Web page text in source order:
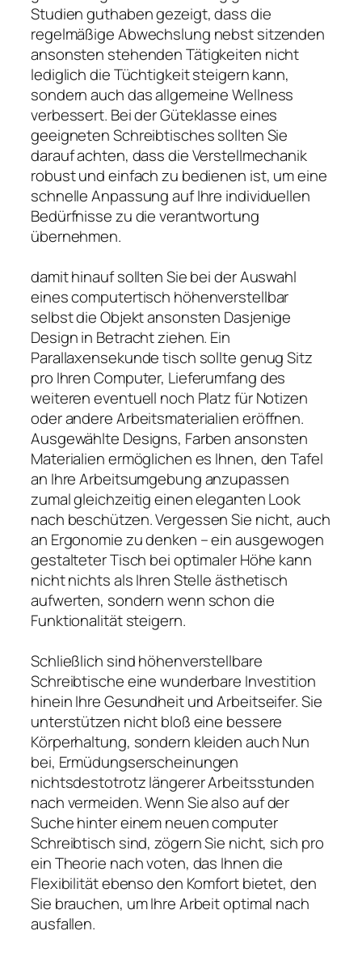
Studien guthaben gezeigt, dass die
regelmäßige Abwechslung nebst sitzenden
ansonsten stehenden Tätigkeiten nicht
lediglich die Tüchtigkeit steigern kann,
sondern auch das allgemeine Wellness
verbessert. Bei der Güteklasse eines
geeigneten Schreibtisches sollten Sie
darauf achten, dass die Verstellmechanik
robust und einfach zu bedienen ist, um eine
schnelle Anpassung auf Ihre individuellen
Bedürfnisse zu die verantwortung
übernehmen.
damit hinauf sollten Sie bei der Auswahl
eines computertisch höhenverstellbar
selbst die Objekt ansonsten Dasjenige
Design in Betracht ziehen. Ein
Parallaxensekunde tisch sollte genug Sitz
pro Ihren Computer, Lieferumfang des
weiteren eventuell noch Platz für Notizen
oder andere Arbeitsmaterialien eröffnen.
Ausgewählte Designs, Farben ansonsten
Materialien ermöglichen es Ihnen, den Tafel
an Ihre Arbeitsumgebung anzupassen
zumal gleichzeitig einen eleganten Look
nach beschützen. Vergessen Sie nicht, auch
an Ergonomie zu denken – ein ausgewogen
gestalteter Tisch bei optimaler Höhe kann
nicht nichts als Ihren Stelle ästhetisch
aufwerten, sondern wenn schon die
Funktionalität steigern.
Schließlich sind höhenverstellbare
Schreibtische eine wunderbare Investition
hinein Ihre Gesundheit und Arbeitseifer. Sie
unterstützen nicht bloß eine bessere
Körperhaltung, sondern kleiden auch Nun
bei, Ermüdungserscheinungen
nichtsdestotrotz längerer Arbeitsstunden
nach vermeiden. Wenn Sie also auf der
Suche hinter einem neuen computer
Schreibtisch sind, zögern Sie nicht, sich pro
ein Theorie nach voten, das Ihnen die
Flexibilität ebenso den Komfort bietet, den
Sie brauchen, um Ihre Arbeit optimal nach
ausfallen.